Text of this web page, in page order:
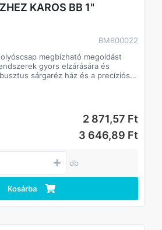
KAROS BB 1"
BM800022
megbízható megoldást
gyors elzárására és
sárgaréz ház és a precíziós
teszi a gyors és egyszerű
egyetlen mozdulattal. A belső-belső
révén a csap könnyen
vízvezeték rendszerekbe.
menet – belső menet)
rendszerek
2 871,57 Ft
3 646,89 Ft
db
Kosárba